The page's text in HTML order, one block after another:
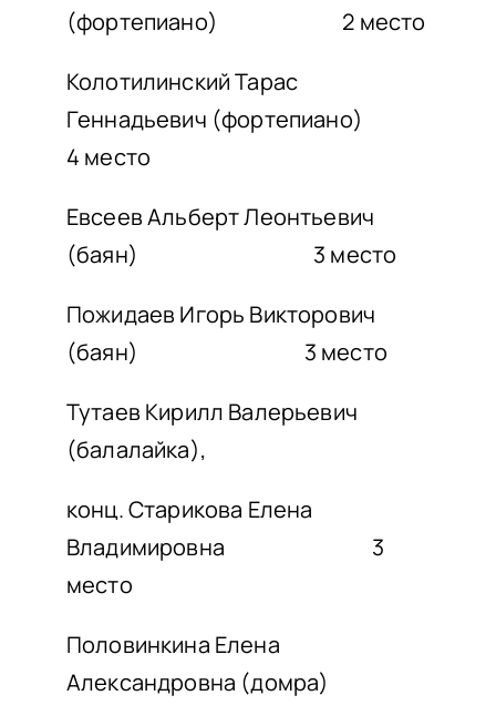
(фортепиано) 2 место
Колотилинский Тарас
Геннадьевич (фортепиано)
4 место
Евсеев Альберт Леонтьевич
(баян) 3 место
Пожидаев Игорь Викторович
(баян) 3 место
Тутаев Кирилл Валерьевич
(балалайка),
конц. Старикова Елена
Владимировна 3
место
Половинкина Елена
Александровна (домра)